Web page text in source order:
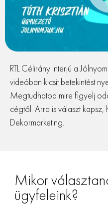
RTL Célirány interjú a
videóban kicsit betekintést
Megtudhatod mire figyelj
cégtől. Arra is választ
Dekormarketing.
Mikor
ügyfeleink?